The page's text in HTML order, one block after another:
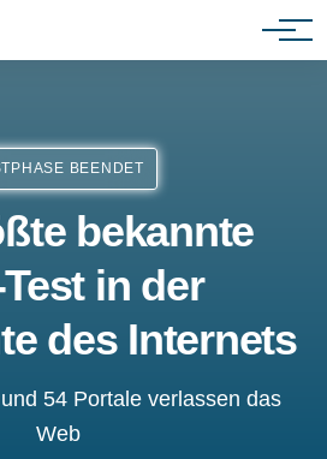
BEENDET
bekannte
in der
des Internets
54 Portale verlassen das
Web